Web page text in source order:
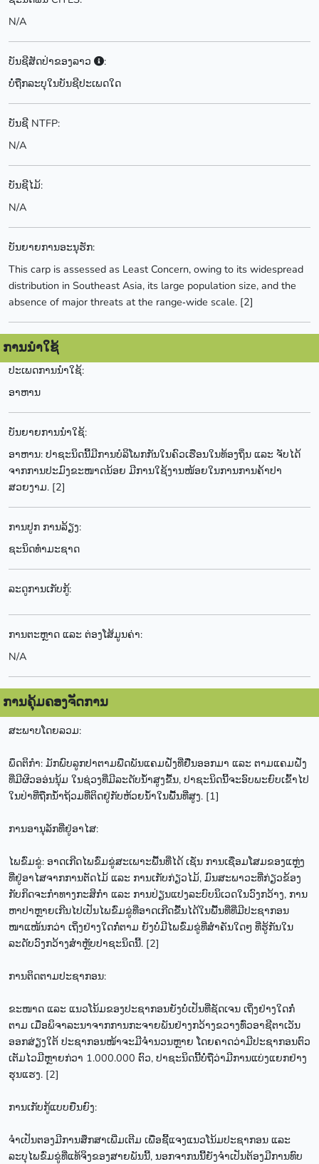
N/A
ບັນຊີສັດປ່າຂອງລາວ
:
ບໍ່ຖືກລະບຸໃນບັນຊີປະເພດໃດ
ບັນຊີ NTFP:
N/A
ບັນຊີໄມ້:
N/A
ບັນຍາຍການອະນຸຮັກ:
This carp is assessed as Least Concern, owing to its widespread
distribution in Southeast Asia, its large population size, and the
absence of major threats at the range‑wide scale. [2]
ການນຳໃຊ້
ປະເພດການນຳໃຊ້:
ອາຫານ
ບັນຍາຍການນຳໃຊ້:
ອາຫານ: ປາຊະນິດນີ້ມີການບໍລິໂພກກັນໃນຄົວເຮືອນໃນທ້ອງຖິ່ນ ແລະ ຈັບໄດ້
ຈາກການປະມົງຂະໜາດນ້ອຍ ມີການໃຊ້ງານໜ້ອຍໃນການການຄ້າປາ
ສວຍງາມ. [2]
ການປູກ ການລ້ຽງ:
ຊະນິດທຳມະຊາດ
ລະດູການເກັບກູ້:
ການຕະຫຼາດ ແລະ ຕ່ອງໂສ້ມູນຄ່າ:
N/A
ການຄຸ້ມຄອງຈັດການ
ສະພາບໂດຍລວມ:
ພຶດຕິກຳ: ມັກພົບລູກປາຕາມພືດພັນແຄມຝັ່ງທີ່ຢື່ນອອກມາ ແລະ ຕາມແຄມຝັ່ງ
ທີ່ມີຜິວອອ່ນນຸ້ມ ໃນຊ່ວງທີ່ມີລະດັບນ້ຳສູງຂື້ນ, ປາຊະນິດນີ້ຈະອົບພະຍົບເຂົ້າໄປ
ໃນປ່າທີ່ຖືກນ້ຳຖ້ວມທີ່ຕິດຢູ່ກັບຫ້ວຍນ້ຳໃນພື້ນທີ່ສູງ. [1]
ການອານຸລັກທີ່ຢູ່ອາໄສ:
ໄພຂົ່ມຂູ່: ອາດເກີດໄພຂົ່ມຂູ່ສະເພາະພື້ນທີ່ໄດ້ ເຊັ່ນ ການເຊື່ອມໂສມຂອງແຫຼ່ງ
ທີ່ຢູ່ອາໄສຈາກການຕັດໄມ້ ແລະ ການເກັບກ່ຽວໄມ້, ມົນສະພາວະທີ່ກ່ຽວຂ້ອງ
ກັບກິດຈະກຳທາງກະສິກຳ ແລະ ການປ່ຽນແປງລະບົບນິເວດໃນວົງກວ້າງ, ການ
ຫາປາຫຼາຍເກີນໄປເປັນໄພຂົ່ມຂູ່ທີ່ອາດເກີດຂື້ນໄດ້ໃນພື້ນທີ່ທີ່ມີປະຊາກອນ
ໜາແໜ້ນກວ່າ ເຖິ່ງຢ່າງໃດກໍ່ຕາມ ຍັງບໍ່ມີໄພຂົ່ມຂູ່ທີ່ສຳຄັນໃດໆ ທີ່ຮູ້ກັນໃນ
ລະດັບວົງກວ້າງສຳຫຼັບປາຊະນິດນີ້. [2]
ການຕິດຕາມປະຊາກອນ:
ຂະໜາດ ແລະ ແນວໂນ້ມຂອງປະຊາກອນຍັງບໍ່ເປັນທີ່ຊັດເຈນ ເຖິ່ງຢ່າງໃດກໍ່
ຕາມ ເມື່ອພິຈາລະນາຈາກການກະຈາຍພັນຢ່າງກວ້າງຂວາງທົ່ວອາຊີຕາເວັນ
ອອກສ່ຽງໃຕ້ ປະຊາກອນໜ້າຈະມີຈຳນວນຫຼາຍ ໂດຍຄາດວ່າມີປະຊາກອນຕົວ
ເຕັມໄວມີຫຼາຍກ່ວາ 1.000.000 ຕົວ, ປາຊະນິດນີ້ບໍ່ຖືວ່າມີການແບ່ງແຍກຢ່າງ
ຮຸນແຮງ. [2]
ການເກັບກູ້ແບບຍືນຍົງ:
ຈຳເປັນຕອງມີການສຶກສາເພີ່ມເຕີມ ເພື່ອຊີ້ແຈງແນວໂນ້ມປະຊາກອນ ແລະ
ລະບຸໄພຂົ່ມຂູ່ທີ່ແທ້ຈິງຂອງສາຍພັນນີ້, ນອກຈາກນນີ້ຍັງຈຳເປັນຕ້ອງມີການທົບ